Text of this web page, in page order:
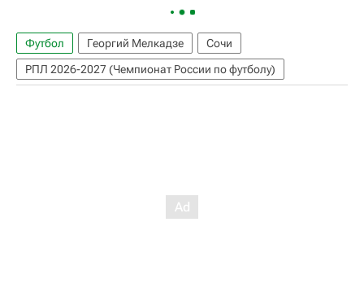
Футбол Георгий Мелкадзе
Сочи
РПЛ 2026-2027 (Чемпионат России по футболу)